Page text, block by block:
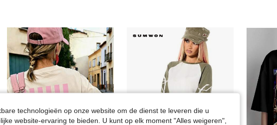
technologieën op onze website om de dienst te leveren die u
website-ervaring te bieden. U kunt op elk moment "Alles weigeren",